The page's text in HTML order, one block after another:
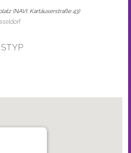
(NAVI: Kartäuserstraße 43)